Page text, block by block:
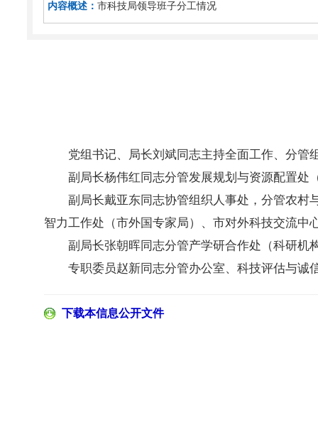
内容概述： 市科技局领导班子分工情况
党组书记、局长刘斌同志主持全面工作、分管
副局长杨伟红同志分管发展规划与资源配置处
副局长戴亚东同志协管组织人事处，分管农村
智力工作处（市外国专家局）、市对外科技交流中
副局长张朝晖同志分管产学研合作处（科研机
专职委员赵新同志分管办公室、科技评估与诚
下载本信息公开文件